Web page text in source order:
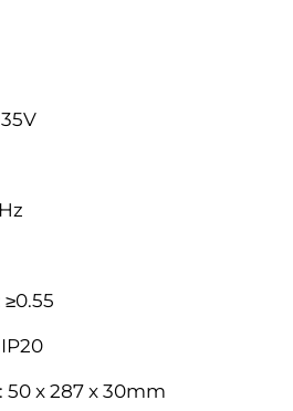
50 x 287 x 30mm